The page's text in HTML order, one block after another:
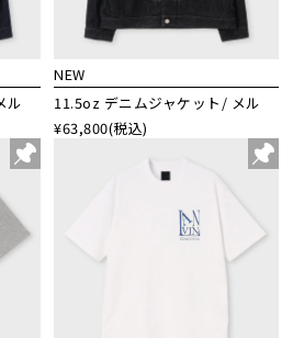
ル
NEW
11.5oz デニムジャケット/ メル
¥63,800(税込)